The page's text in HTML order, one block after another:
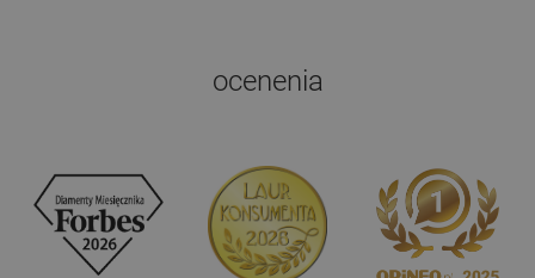
ocenenia